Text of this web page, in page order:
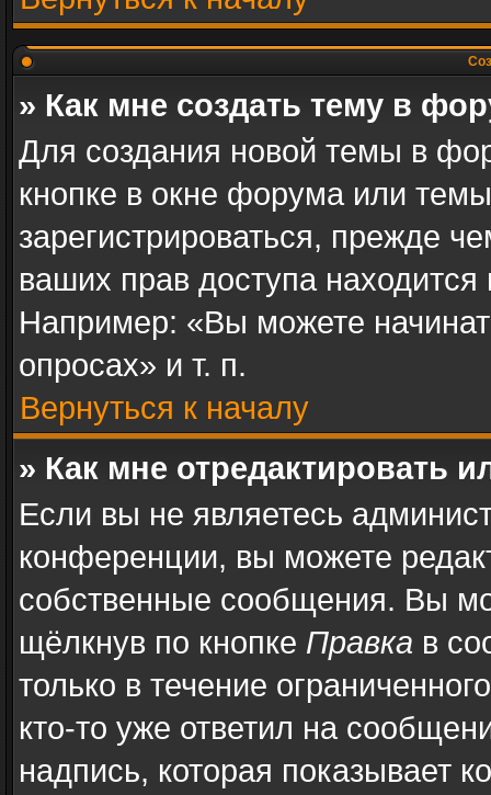
» Как мне создать тему в
Для создания новой темы в
кнопке в окне форума или
зарегистрироваться, прежде
ваших прав доступа
Например: «Вы можете
опросах» и т. п.
Вернуться к началу
» Как мне отредактировать
Если вы не являетесь
конференции, вы можете
собственные сообщения. Вы
щёлкнув по кнопке Правка в
только в течение
кто-то уже ответил на
надпись, которая показывает